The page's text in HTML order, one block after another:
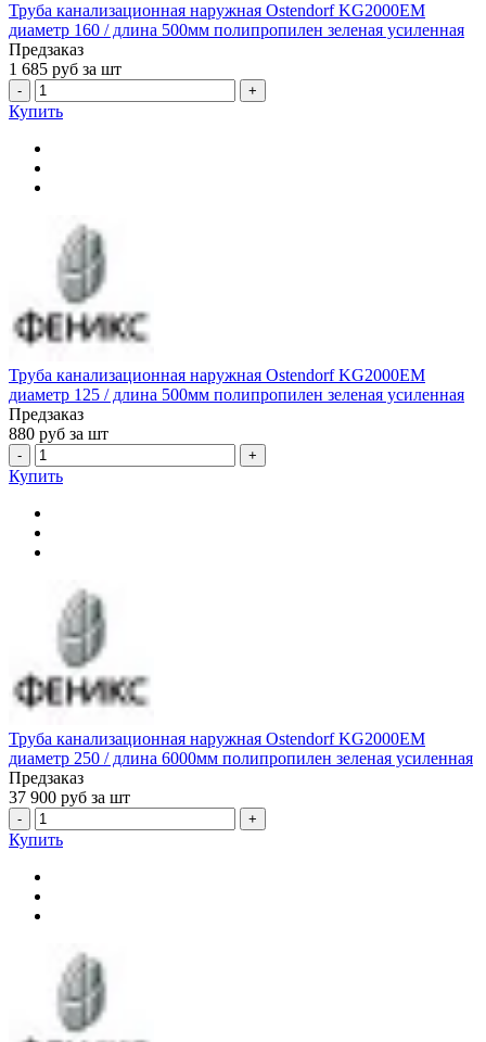
Труба канализационная наружная Ostendorf KG2000EM
диаметр 160 / длина 500мм полипропилен зеленая усиленная
Предзаказ
1 685 руб за шт
- +
Купить
Труба канализационная наружная Ostendorf KG2000EM
диаметр 125 / длина 500мм полипропилен зеленая усиленная
Предзаказ
880 руб за шт
- +
Купить
Труба канализационная наружная Ostendorf KG2000EM
диаметр 250 / длина 6000мм полипропилен зеленая усиленная
Предзаказ
37 900 руб за шт
- +
Купить